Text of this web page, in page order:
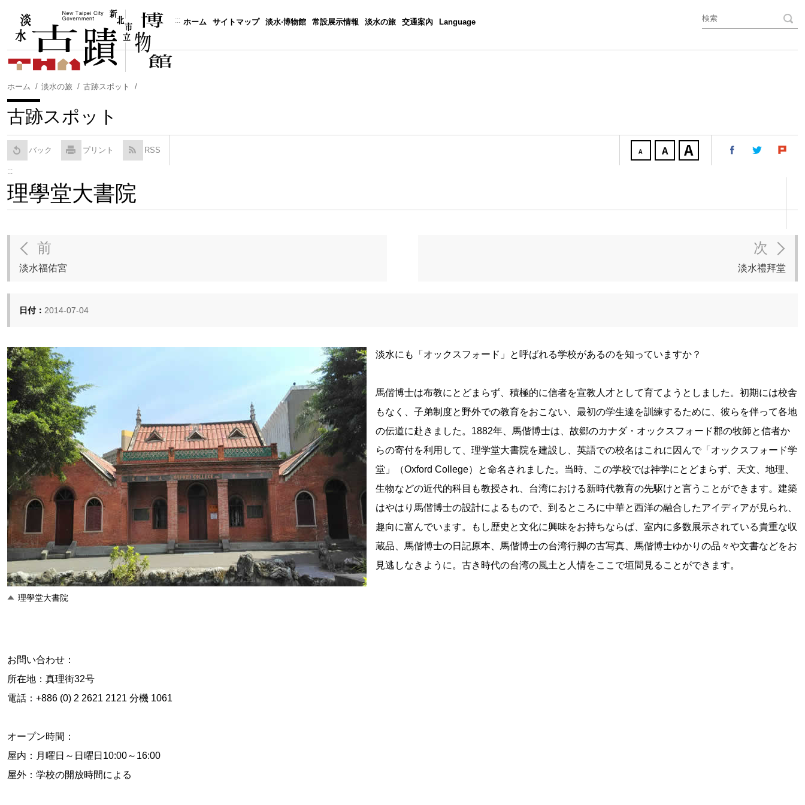
::: ホーム サイトマップ 淡水‧博物館 常設展示情報 淡水の旅 交通案內 Language
ホーム 淡水の旅 古跡スポット
古跡スポット
バック プリント RSS
:::
理學堂大書院
前
淡水福佑宮
次
淡水禮拜堂
日付： 2014-07-04
理學堂大書院
淡水にも「オックスフォード」と呼ばれる学校があるのを知っていますか？
馬偕博士は布教にとどまらず、積極的に信者を宣教人才として育てようとしました。初期には校舎
もなく、子弟制度と野外での教育をおこない、最初の学生達を訓練するために、彼らを伴って各地
の伝道に赴きました。1882年、馬偕博士は、故郷のカナダ・オックスフォード郡の牧師と信者か
らの寄付を利用して、理学堂大書院を建設し、英語での校名はこれに因んで「オックスフォード学
堂」（Oxford College）と命名されました。当時、この学校では神学にとどまらず、天文、地理、
生物などの近代的科目も教授され、台湾における新時代教育の先駆けと言うことができます。建築
はやはり馬偕博士の設計によるもので、到るところに中華と西洋の融合したアイディアが見られ、
趣向に富んでいます。もし歴史と文化に興味をお持ちならば、室内に多数展示されている貴重な収
蔵品、馬偕博士の日記原本、馬偕博士の台湾行脚の古写真、馬偕博士ゆかりの品々や文書などをお
見逃しなきように。古き時代の台湾の風土と人情をここで垣間見ることができます。
お問い合わせ：
所在地：真理街32号
電話：+886 (0) 2 2621 2121 分機 1061
オープン時間：
屋内：月曜日～日曜日10:00～16:00
屋外：学校の開放時間による